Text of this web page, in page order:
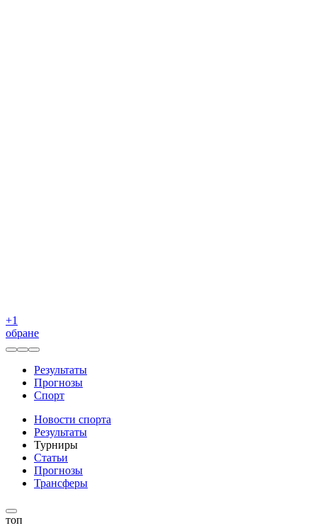
+1
обране
Результаты
Прогнозы
Спорт
Новости спорта
Результаты
Турниры
Статьи
Прогнозы
Трансферы
топ